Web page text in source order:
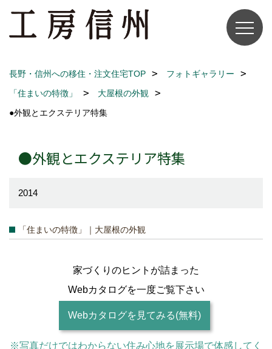
長野・信州への移住・注文住宅TOP
フォトギャラリー
「住まいの特徴」
大屋根の外観
●外観とエクステリア特集
●外観とエクステリア特集
2014
「住まいの特徴」｜大屋根の外観
家づくりのヒントが詰まった
Webカタログを一度ご覧下さい
Webカタログを見てみる(無料)
※写真だけではわからない住み心地を展示場で体感してく